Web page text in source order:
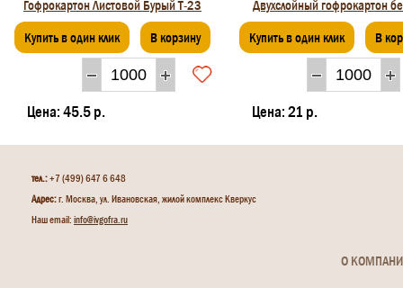
Гофрокартон Листовой Бурый Т-23
Купить в один клик В корзину
Цена: 45.5 р.
Двухслойный гофрокартон
Купить в один клик В
Цена: 21 р.
тел.:+7 (499) 647 6 648
Адрес:г. Москва, ул. Ивановская, жилой комплекс Кверкус
Наш email: info@ivgofra.ru
О